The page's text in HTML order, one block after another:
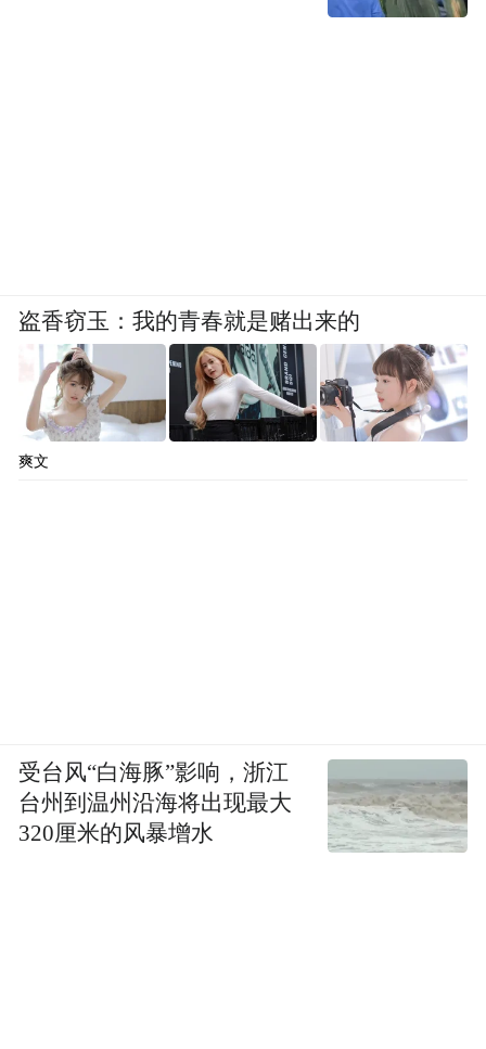
盗香窃玉：我的青春就是赌出来的
爽文
受台风“白海豚”影响，浙江
台州到温州沿海将出现最大
320厘米的风暴增水